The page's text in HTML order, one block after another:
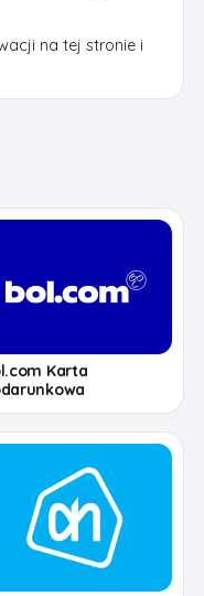
na tej stronie i
Karta